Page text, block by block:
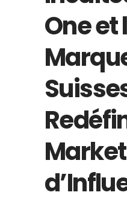
One et